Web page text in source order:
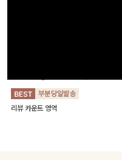
리뷰 카운트 영역